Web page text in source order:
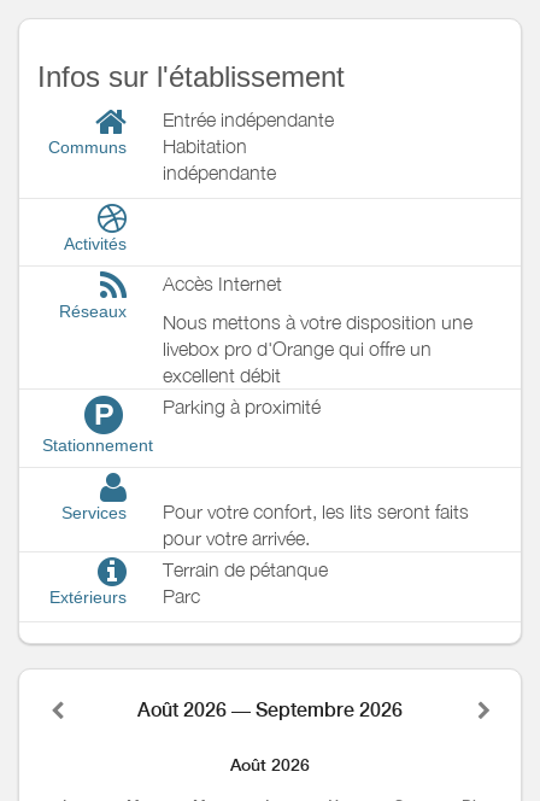
Infos sur l'établissement
Communs
Entrée indépendante
Habitation
indépendante
Activités
Réseaux
Accès Internet
Nous mettons à votre disposition une
livebox pro d'Orange qui offre un
excellent débit
P
Stationnement
Parking à proximité
Services
Pour votre confort, les lits seront faits
pour votre arrivée.
Extérieurs
Terrain de pétanque
Parc
Août 2026 — Septembre 2026
Août 2026